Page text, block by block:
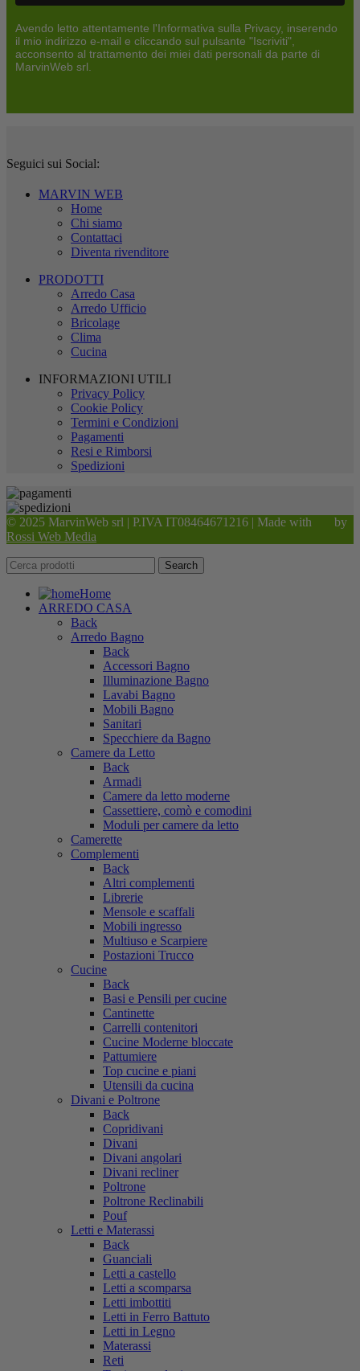
Avendo letto attentamente l'Informativa sulla Privacy, inserendo
il mio indirizzo e-mail e cliccando sul pulsante "Iscriviti",
acconsento al trattamento dei miei dati personali da parte di
MarvinWeb srl.
Seguici sui Social:
MARVIN WEB
Home
Chi siamo
Contattaci
Diventa rivenditore
PRODOTTI
Arredo Casa
Arredo Ufficio
Bricolage
Clima
Cucina
INFORMAZIONI UTILI
Privacy Policy
Cookie Policy
Termini e Condizioni
Pagamenti
Resi e Rimborsi
Spedizioni
© 2025 MarvinWeb srl | P.IVA IT08464671216 | Made with
by
Rossi Web Media
Search
Home
ARREDO CASA
Back
Arredo Bagno
Back
Accessori Bagno
Illuminazione Bagno
Lavabi Bagno
Mobili Bagno
Sanitari
Specchiere da Bagno
Camere da Letto
Back
Armadi
Camere da letto moderne
Cassettiere, comò e comodini
Moduli per camere da letto
Camerette
Complementi
Back
Altri complementi
Librerie
Mensole e scaffali
Mobili ingresso
Multiuso e Scarpiere
Postazioni Trucco
Cucine
Back
Basi e Pensili per cucine
Cantinette
Carrelli contenitori
Cucine Moderne bloccate
Pattumiere
Top cucine e piani
Utensili da cucina
Divani e Poltrone
Back
Copridivani
Divani
Divani angolari
Divani recliner
Poltrone
Poltrone Reclinabili
Pouf
Letti e Materassi
Back
Guanciali
Letti a castello
Letti a scomparsa
Letti imbottiti
Letti in Ferro Battuto
Letti in Legno
Materassi
Reti